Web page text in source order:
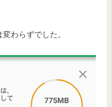
わらずでした。